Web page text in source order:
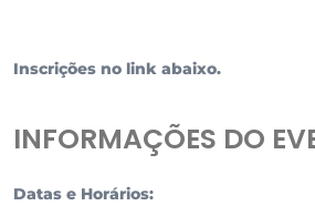
Inscrições no link abaixo.
INFORMAÇÕES DO
Datas e Horários: